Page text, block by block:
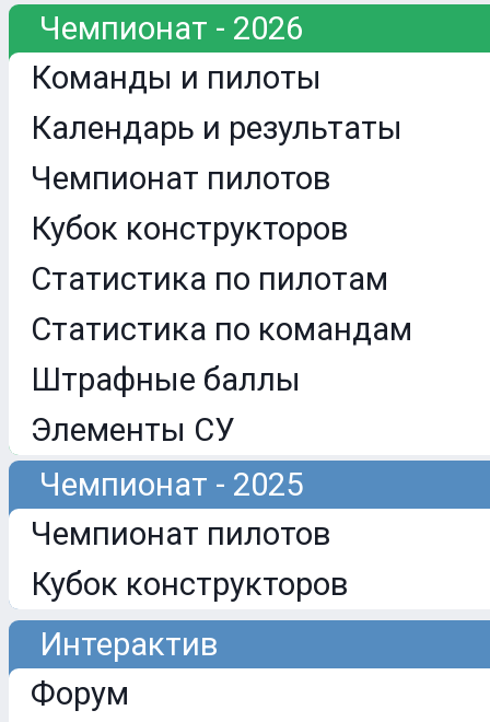
Чемпионат - 2026
Команды и пилоты
Календарь и результаты
Чемпионат пилотов
Кубок конструкторов
Статистика по пилотам
Статистика по командам
Штрафные баллы
Элементы СУ
Чемпионат - 2025
Чемпионат пилотов
Кубок конструкторов
Интерактив
Форум